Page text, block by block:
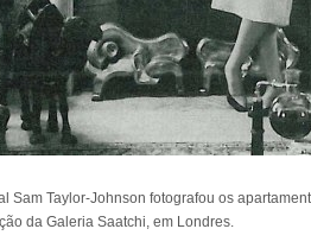
Sam Taylor-Johnson fotografou os
da Galeria Saatchi, em Londres.